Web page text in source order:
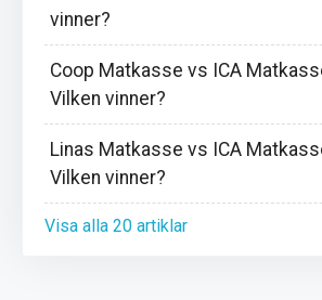
vinner?
Coop Matkasse vs ICA
Vilken vinner?
Linas Matkasse vs ICA
Vilken vinner?
Visa alla 20 artiklar